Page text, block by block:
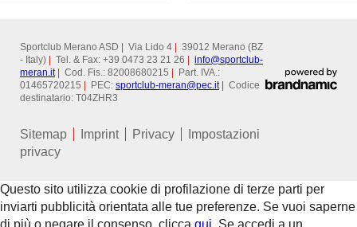
Sportclub Merano ASD Via Lido 4
39012 Merano (BZ
- Italy)
Tel. & Fax: +39 0473 23 21 26 info@sportclub-
meran.it
Cod. Fis.: 82008680215
Part. IVA.:
01465720215
PEC: sportclub-meran@pec.it
Codice
destinatario: T04ZHR3
Sitemap Imprint Privacy
Impostazioni
privacy
Questo sito utilizza cookie di profilazione di terze parti per
inviarti pubblicità orientata alle tue preferenze. Se vuoi saperne
di più o negare il consenso, clicca qui. Se accedi a un